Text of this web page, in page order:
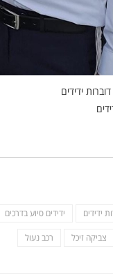
ידידים
ידידים ידידים סיוע בדרכים
צביקה זיכל רכב נעול